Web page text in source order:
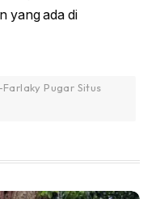
yang ada di
Pugar Situs